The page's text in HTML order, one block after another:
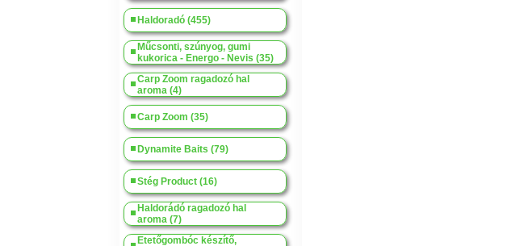
Haldoradó (455)
Műcsonti, szúnyog, gumi
kukorica - Energo - Nevis (35)
Carp Zoom ragadozó hal
aroma (4)
Carp Zoom (35)
Dynamite Baits (79)
Stég Product (16)
Haldorádó ragadozó hal
aroma (7)
Etetőgombóc készítő,